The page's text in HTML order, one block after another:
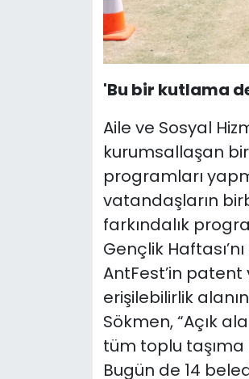
'Bu bir kutlama
Aile ve Sosyal
kurumsallaşan
programları
vatandaşların
farkındalık
Gençlik
AntFest’in patent
erişilebilirlik
Sökmen, “Açık
tüm toplu taşıma
Bugün de 14